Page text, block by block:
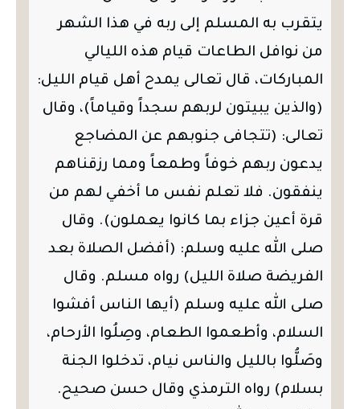
يتقرب به المسلم إلى ربه في هذا الشهر
من نوافل الطاعات قيام هذه الليالي
المباركات، قال تعالى يمدح أهل قيام الليل:
(والذين يبيتون لربهم سجداً وقياماً)، وقال
تعالى: (تتجافى جنوبهم عن المضاجع
يدعون ربهم خوفاً وطمعاً ومما رزقناهم
ينفقون. فلا تعلم نفس ما أخفي لهم من
قرة أعين جزاء بما كانوا يعملون). وقال
صلى الله عليه وسلم: (أفضل الصلاة بعد
الفريضة صلاة الليل) رواه مسلم. وقال
صلى الله عليه وسلم (أيها الناس أفشوا
السلام، وأطعموا الطعام، وصِلُوا الأرحام،
وصَلُّوا بالليل والناس نيام، تدخلوا الجنة
بسلام) رواه الترمذي وقال حسن صحيح.